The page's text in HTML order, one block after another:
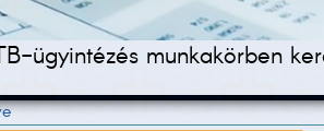
ügyintézés munkakörben